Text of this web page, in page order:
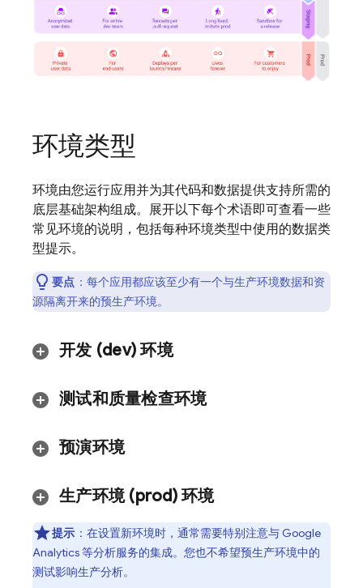
环境类型
环境由您运行应用并为其代码和数据提供支持所需的
底层基础架构组成。展开以下每个术语即可查看一些
常见环境的说明，包括每种环境类型中使用的数据类
型提示。
要点 ： 每个应用都应该至少有一个与生产环境数据和资
源隔离开来的预生产环境。
开发 (dev) 环境
测试和质量检查环境
预演环境
生产环境 (prod) 环境
提示 ：在设置新环境时，通常需要特别注意与 Google
Analytics等分析服务的集成。您也不希望预生产环境中的
测试影响生产分析。